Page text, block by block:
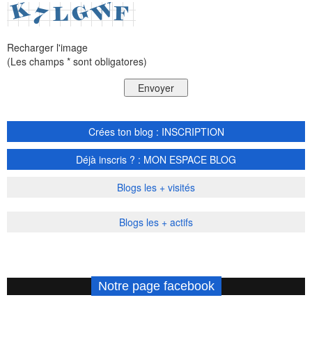
Recharger l'image
(Les champs * sont obligatores)
Crées ton blog : INSCRIPTION
Déjà inscris ? : MON ESPACE BLOG
Blogs les + visités
Blogs les + actifs
Notre page facebook